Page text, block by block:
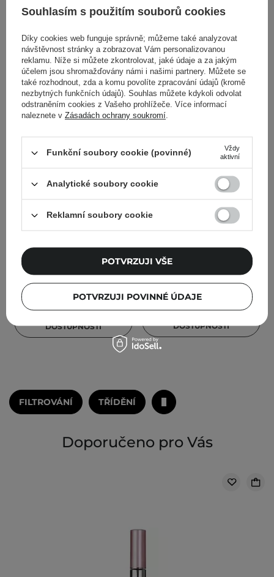
395,00 Kč 249,00 Kč
Báze na řasy - 6 g
DOSTUPNOSTI
Nanolash - Peptide
Eyelash Serum -
Peptidové sérum na řasy -
989,00 Kč
DOSTUPNOSTI
FILTROVÁNÍ TŘÍDĚNÍ
Doporučeno pro Vás
Souhlasím s použitím souborů cookies
Díky cookies web funguje správně; můžeme také analyzovat
návštěvnost stránky a zobrazovat Vám personalizovanou
reklamu. Níže si můžete zkontrolovat, jaké údaje a za jakým
účelem jsou shromažďovány námi i našimi partnery. Můžete se
také rozhodnout, zda a komu povolíte zpracování údajů (kromě
nezbytných funkčních údajů). Souhlas můžete kdykoli odvolat
odstraněním cookies z Vašeho prohlížeče. Více informací
naleznete v Zásadách ochrany soukromí.
Funkční soubory cookie (povinné)
Vždy
aktivní
Analytické soubory cookie
Reklamní soubory cookie
POTVRZUJI POVINNÉ ÚDAJE
POTVRZUJI VŠE